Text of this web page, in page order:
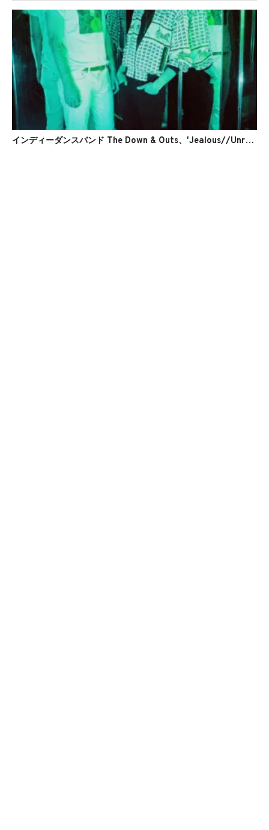
インディーダンスバンド The Down & Outs、'Jealous//Unreal'のMVを公開